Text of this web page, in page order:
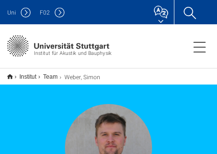
Institut für Akustik und Bauphysik
Uni F02
Institut Team Weber, Simon